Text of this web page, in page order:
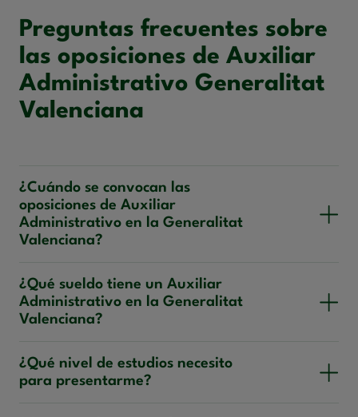
Preguntas frecuentes sobre
las oposiciones de Auxiliar
Administrativo Generalitat
Valenciana
¿Cuándo se convocan las
oposiciones de Auxiliar
Administrativo en la Generalitat
Valenciana?
¿Qué sueldo tiene un Auxiliar
Administrativo en la Generalitat
Valenciana?
¿Qué nivel de estudios necesito
para presentarme?